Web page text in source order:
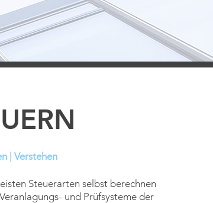
| Verstehen
Steuerarten selbst berechnen
und Prüfsysteme der